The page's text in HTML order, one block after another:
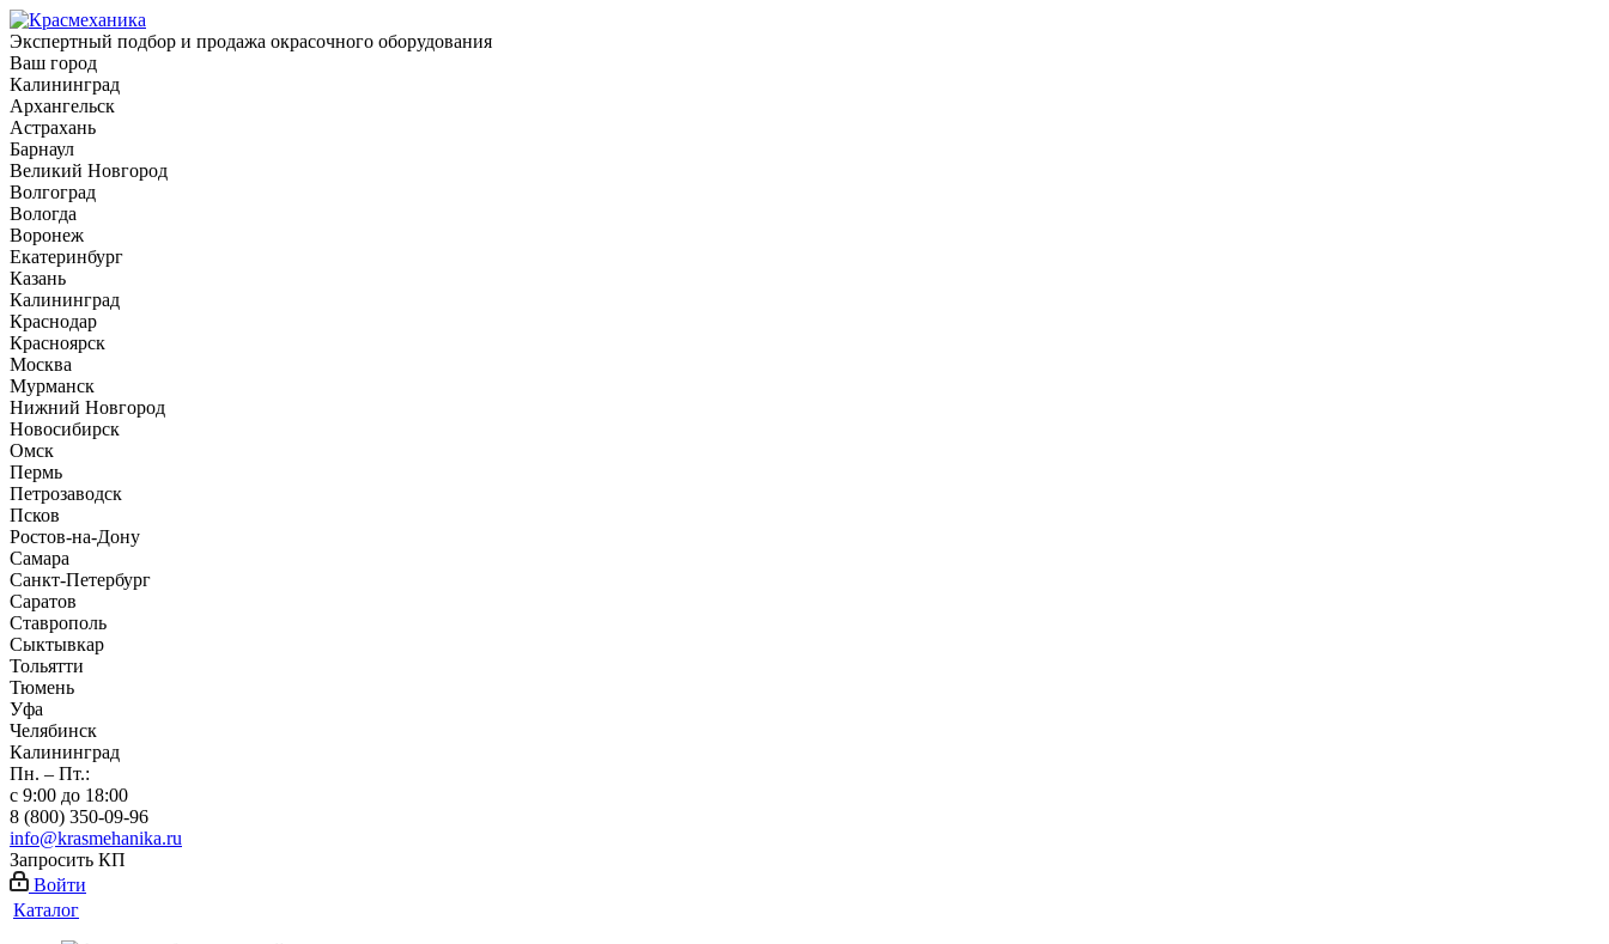
Экспертный подбор и продажа окрасочного оборудования
Ваш город
Калининград
Архангельск
Астрахань
Барнаул
Великий Новгород
Волгоград
Вологда
Воронеж
Екатеринбург
Казань
Калининград
Краснодар
Красноярск
Москва
Мурманск
Нижний Новгород
Новосибирск
Омск
Пермь
Петрозаводск
Псков
Ростов-на-Дону
Самара
Санкт-Петербург
Саратов
Ставрополь
Сыктывкар
Тольятти
Тюмень
Уфа
Челябинск
Калининград
Пн. – Пт.:
с 9:00 до 18:00
8 (800) 350-09-96
info@krasmehanika.ru
Запросить КП
Войти
Каталог